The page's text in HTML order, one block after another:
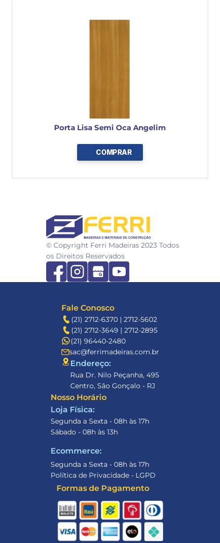
Porta Lisa Semi Oca Angelim
COMPRAR
FERRI
© Copyright Ferri Madeiras 2023 Todos
os Direitos Reservados
Fale Conosco
(21) 2712-6370 | 2712-5602
(21) 2712-3649 | 2712-2895
(21) 96440-2480
sac@ferrimadeiras.com.br
Endereço:
Rua Dr. Nilo Peçanha, 495
Centro, São Gonçalo - RJ
Nosso Horário
Loja Física:
Segunda a Sexta - 08h às 17h
Sábado - 08h às 13h
Ecommerce:
Segunda a Sexta - 08h às 17h
Política de Privacidade - LGPD
Formas de Pagamento